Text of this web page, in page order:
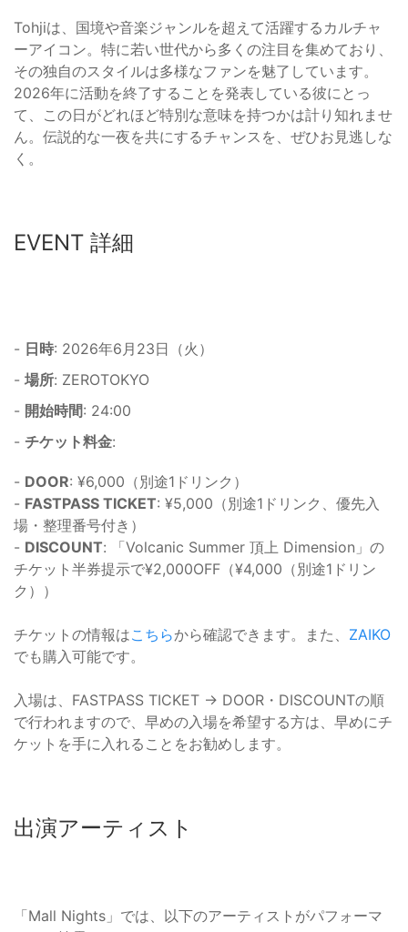
Tohjiは、国境や音楽ジャンルを超えて活躍するカルチャ
ーアイコン。特に若い世代から多くの注目を集めており、
その独自のスタイルは多様なファンを魅了しています。
2026年に活動を終了することを発表している彼にとっ
て、この日がどれほど特別な意味を持つかは計り知れませ
ん。伝説的な一夜を共にするチャンスを、ぜひお見逃しな
く。
EVENT 詳細
- 日時: 2026年6月23日（火）
- 場所: ZEROTOKYO
- 開始時間: 24:00
- チケット料金:
- DOOR: ¥6,000（別途1ドリンク）
- FASTPASS TICKET: ¥5,000（別途1ドリンク、優先入
場・整理番号付き）
- DISCOUNT: 「Volcanic Summer 頂上 Dimension」の
チケット半券提示で¥2,000OFF（¥4,000（別途1ドリン
ク））
チケットの情報はこちらから確認できます。また、 ZAIKO
でも購入可能です。
入場は、FASTPASS TICKET → DOOR・DISCOUNTの順
で行われますので、早めの入場を希望する方は、早めにチ
ケットを手に入れることをお勧めします。
出演アーティスト
「Mall Nights」では、以下のアーティストがパフォーマ